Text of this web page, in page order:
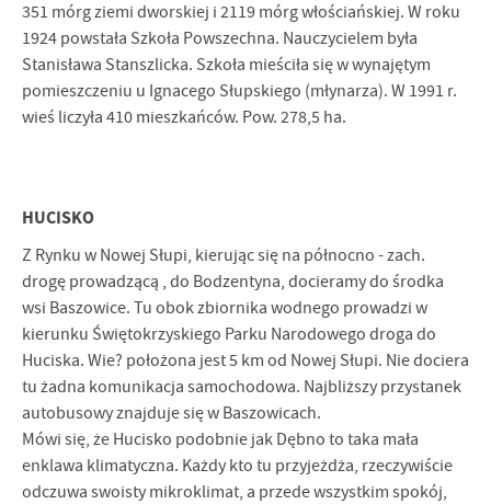
351 mórg ziemi dworskiej i 2119 mórg włościańskiej. W roku
1924 powstała Szkoła Powszechna. Nauczycielem była
Stanisława Stanszlicka. Szkoła mieściła się w wynajętym
pomieszczeniu u Ignacego Słupskiego (młynarza). W 1991 r.
wieś liczyła 410 mieszkańców. Pow. 278,5 ha.
HUCISKO
Z Rynku w Nowej Słupi, kierując się na północno - zach.
drogę prowadzącą , do Bodzentyna, docieramy do środka
wsi Baszowice. Tu obok zbiornika wodnego prowadzi w
kierunku Świętokrzyskiego Parku Narodowego droga do
Huciska. Wie? położona jest 5 km od Nowej Słupi. Nie dociera
tu żadna komunikacja samo­chodowa. Najbliższy przystanek
autobusowy znajduje się w Baszowicach.
Mówi się, że Hucisko podobnie jak Dębno to taka mała
enklawa klimatyczna. Każdy kto tu przyjeżdża, rzeczywiście
odczuwa swoisty mikroklimat, a przede wszystkim spokój,